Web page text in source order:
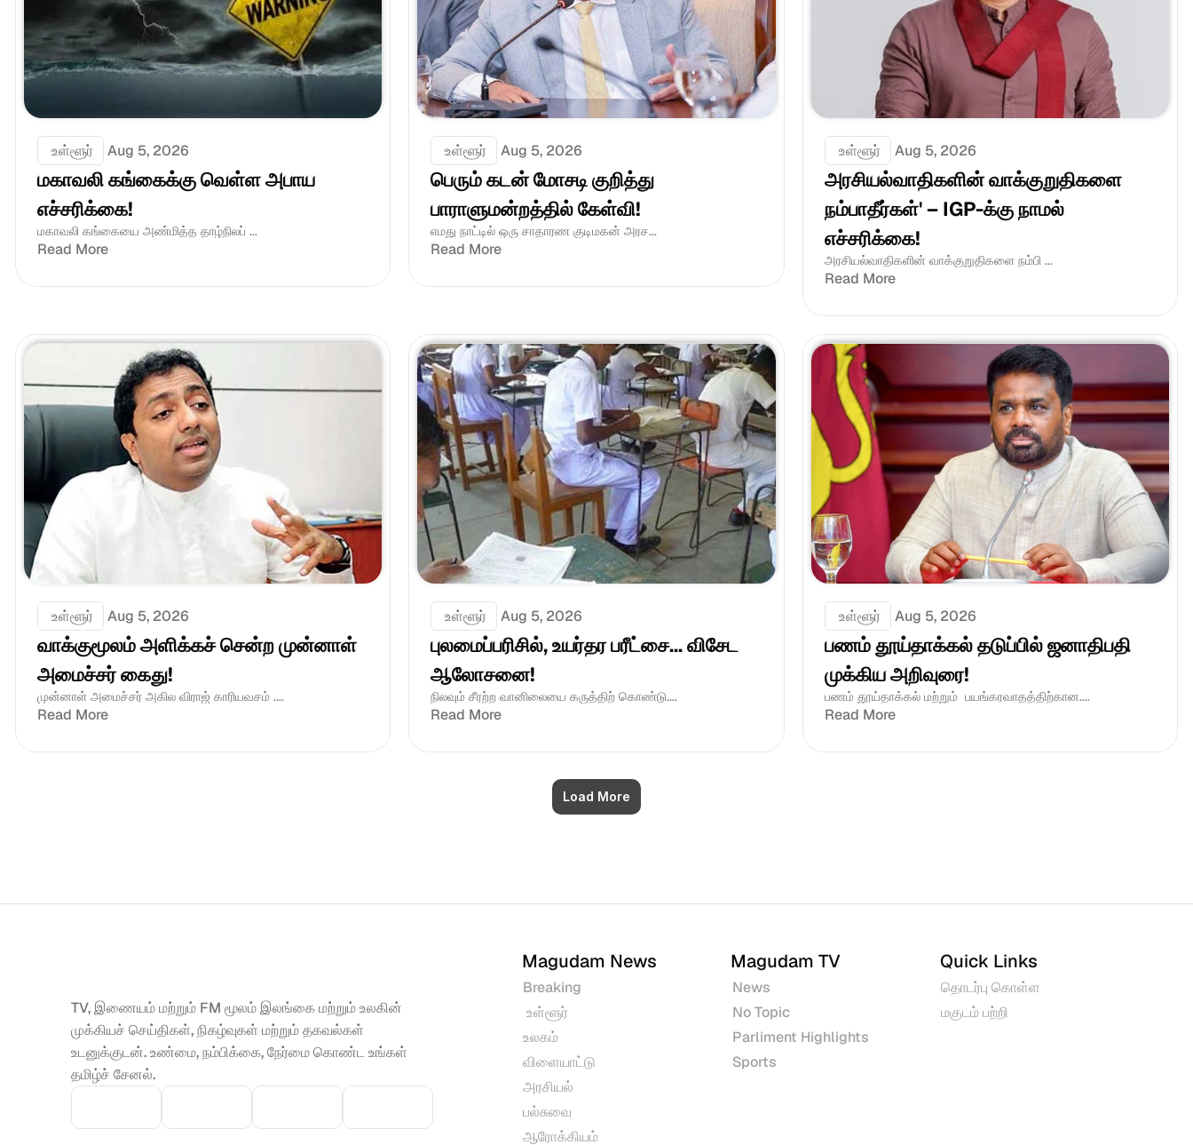
உள்ளூர் Aug 5, 2026
மகாவலி கங்கைக்கு வெள்ள அபாய
எச்சரிக்கை!
மகாவலி கங்கையை அண்மித்த தாழ்நிலப் ...
Read More
உள்ளூர் Aug 5, 2026
பெரும் கடன் மோசடி குறித்து
பாராளுமன்றத்தில் கேள்வி!
எமது நாட்டில் ஒரு சாதாரண குடிமகன் அரச...
Read More
உள்ளூர் Aug 5, 2026
அரசியல்வாதிகளின் வாக்குறுதிகளை
நம்பாதீர்கள்' – IGP-க்கு நாமல்
எச்சரிக்கை!
அரசியல்வாதிகளின் வாக்குறுதிகளை நம்பி ...
Read More
உள்ளூர் Aug 5, 2026
வாக்குமூலம் அளிக்கச் சென்ற முன்னாள்
அமைச்சர் கைது!
முன்னாள் அமைச்சர் அகில விராஜ் காரியவசம் ....
Read More
உள்ளூர் Aug 5, 2026
புலமைப்பரிசில், உயர்தர பரீட்சை... விசேட
ஆலோசனை!
நிலவும் சீரற்ற வானிலையை கருத்திற் கொண்டு....
Read More
உள்ளூர் Aug 5, 2026
பணம் தூய்தாக்கல் தடுப்பில் ஜனாதிபதி
முக்கிய அறிவுரை!
பணம் தூய்தாக்கல் மற்றும்  பயங்கரவாதத்திற்கான....
Read More
Load More
TV, இணையம் மற்றும் FM மூலம் இலங்கை மற்றும் உலகின்
முக்கியச் செய்திகள், நிகழ்வுகள் மற்றும் தகவல்கள்
உடனுக்குடன். உண்மை, நம்பிக்கை, நேர்மை கொண்ட உங்கள்
தமிழ்ச் சேனல்.
Magudam News
Breaking
உள்ளூர்
உலகம்
விளையாட்டு
அரசியல்
பல்சுவை
ஆரோக்கியம்
Magudam TV
News
No Topic
Parliment Highlights
Sports
Quick Links
தொடர்பு கொள்ள
மகுடம் பற்றி